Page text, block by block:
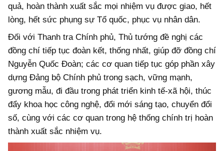
quả, hoàn thành xuất sắc mọi nhiệm vụ được giao, hết
lòng, hết sức phụng sự Tổ quốc, phục vụ nhân dân.
Đối với Thanh tra Chính phủ, Thủ tướng đề nghị các
đồng chí tiếp tục đoàn kết, thống nhất, giúp đỡ đồng chí
Nguyễn Quốc Đoàn; các cơ quan tiếp tục góp phần xây
dựng Đảng bộ Chính phủ trong sạch, vững mạnh,
gương mẫu, đi đầu trong phát triển kinh tế-xã hội, thúc
đẩy khoa học công nghệ, đổi mới sáng tạo, chuyển đổi
số, cùng với các cơ quan trong hệ thống chính trị hoàn
thành xuất sắc nhiệm vụ.